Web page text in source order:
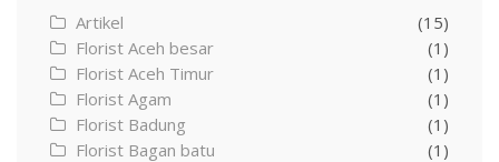
Artikel
(15)
Florist Aceh besar
(1)
Florist Aceh Timur
(1)
Florist Agam
(1)
Florist Badung
(1)
Florist Bagan batu
(1)